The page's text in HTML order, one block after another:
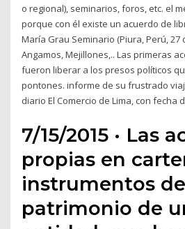
o regional), seminarios, foros, etc. el
porque con él existe un acuerdo de
María Grau Seminario​ (Piura, Perú, 27
Angamos, Mejillones,.. Las primeras
fueron liberar a los presos políticos
pontones. informe de su frustrado
diario El Comercio de Lima, con fecha
7/15/2015 · Las
propias en
instrumentos de
patrimonio de